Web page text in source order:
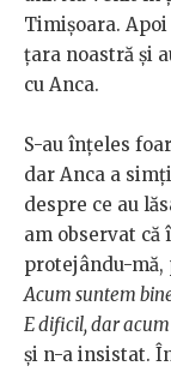
Timișoara.
țara noastră și
cu Anca.
S-au înțeles
dar Anca a
despre ce au
am observat
protejându-mă,
Acum suntem
E dificil, dar
și n-a insistat.